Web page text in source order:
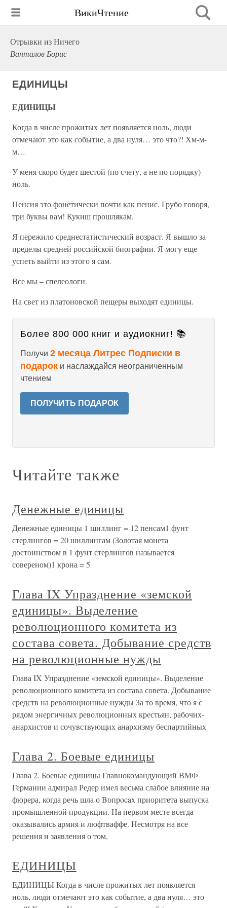
ВикиЧтение
Отрывки из Ничего
Ванталов Борис
ЕДИНИЦЫ
ЕДИНИЦЫ
Когда в числе прожитых лет появляется ноль, люди
отмечают это как событие, а два нуля… это что?! Хм-м-
м…
У меня скоро будет шестой (по счету, а не по порядку)
ноль.
Пенсия это фонетически почти как пенис. Грубо говоря,
три буквы вам! Кукиш прошлякам.
Я пережило среднестатистический возраст. Я вышло за
пределы средней российской биографии. Я могу еще
успеть выйти из этого я сам.
Все мы – спелеологи.
На свет из платоновской пещеры выходят единицы.
Более 800 000 книг и аудиокниг! 📚
Получи 2 месяца Литрес Подписки в
подарок и наслаждайся неограниченным
чтением
ПОЛУЧИТЬ ПОДАРОК
Читайте также
Денежные единицы
Денежные единицы 1 шиллинг = 12 пенсам1 фунт
стерлингов = 20 шиллингам (Золотая монета
достоинством в 1 фунт стерлингов называется
совереном)1 крона = 5
Глава IX Упразднение «земской
единицы». Выделение
революционного комитета из
состава совета. Добывание средств
на революционные нужды
Глава IX Упразднение «земской единицы». Выделение
революционного комитета из состава совета. Добывание
средств на революционные нужды За то время, что я с
рядом энергичных революционных крестьян, рабочих-
анархистов и сочувствующих анархизму беспартийных
Глава 2. Боевые единицы
Глава 2. Боевые единицы Главнокомандующий ВМФ
Германии адмирал Редер имел весьма слабое влияние на
фюрера, когда речь шла о Bопpocax приоритета выпуска
промышленной продукции. На первом месте всегда
оказывались армия и люфтваффе. Несмотря на все
решения и заявления о том,
ЕДИНИЦЫ
ЕДИНИЦЫ Когда в числе прожитых лет появляется
ноль, люди отмечают это как событие, а два нуля… это